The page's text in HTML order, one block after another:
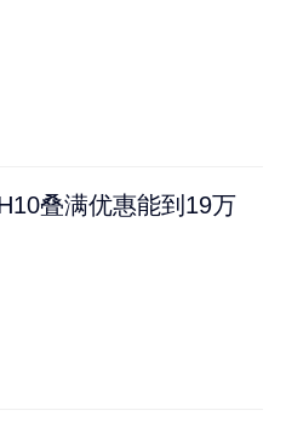
叠满优惠能到19万